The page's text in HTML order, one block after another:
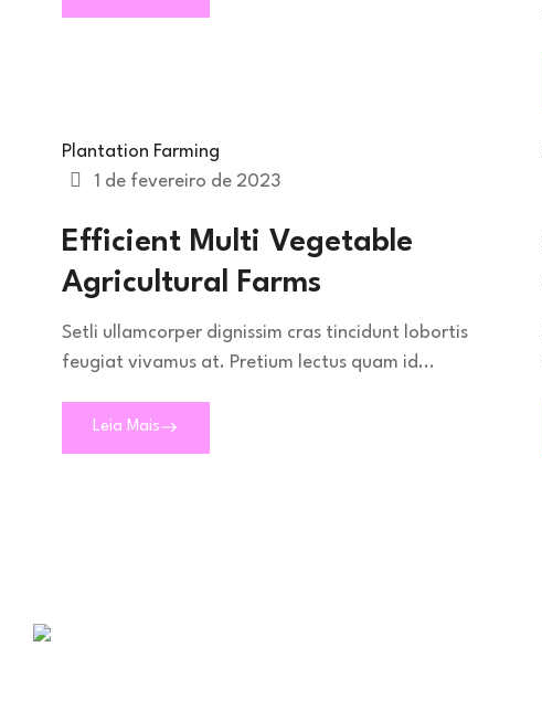
Plantation Farming
1 de fevereiro de 2023
Efficient Multi Vegetable
Agricultural Farms
Setli ullamcorper dignissim cras tincidunt lobortis
feugiat vivamus at. Pretium lectus quam id...
Leia Mais